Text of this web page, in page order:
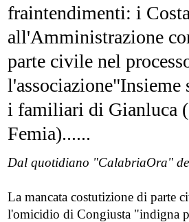
fraintendimenti: i
all'Amministrazione
parte civile nel
l'associazione"Insieme
i familiari di Gianluca
Femia)......
Dal quotidiano "CalabriaOra"
La mancata costutizione di parte
l'omicidio di Congiusta "indigna